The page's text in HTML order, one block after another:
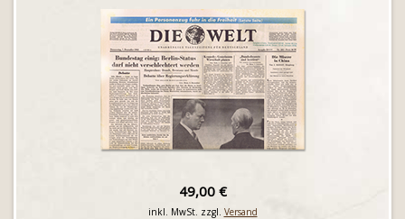
49,00 €
inkl. MwSt. zzgl. Versand